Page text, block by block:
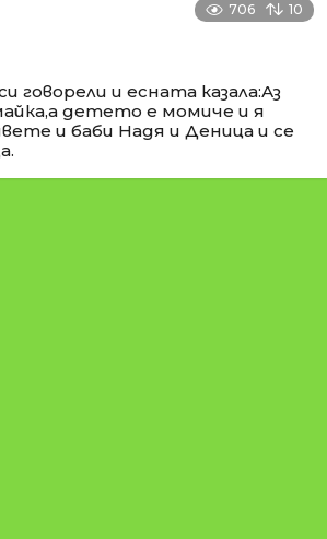
706 10
говорели и есната казала:Аз
детето е момиче и я
и баби Надя и Деница и се